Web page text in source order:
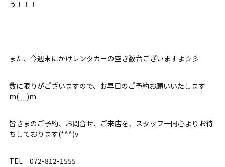
う！！！
また、今週末にかけレンタカーの空き数台ございますよ☆彡
数に限りがございますので、お早目のご予約お願いいたします
m(__)m
皆さまのご予約、お問合せ、ご来店を、スタッフ一同心よりお待
ちしております(*^^)v
TEL 072-812-1555